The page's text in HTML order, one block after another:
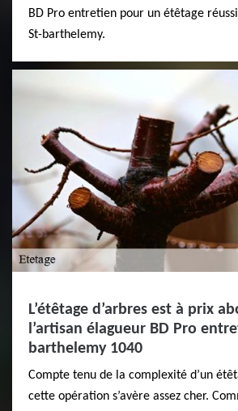
BD Pro entretien pour un étêtage
St-barthelemy.
L’étêtage d’arbres est à prix
l’artisan élagueur BD Pro
barthelemy 1040
Compte tenu de la complexité d’un
cette opération s’avère assez cher.